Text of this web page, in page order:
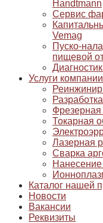
Handtmann
Сервис
Vemag
Пуско-
пищевой
Услуги компании
Фрезерная
Токарная
Лазерная
Сварка
Каталог нашей
Новости
Вакансии
Реквизиты